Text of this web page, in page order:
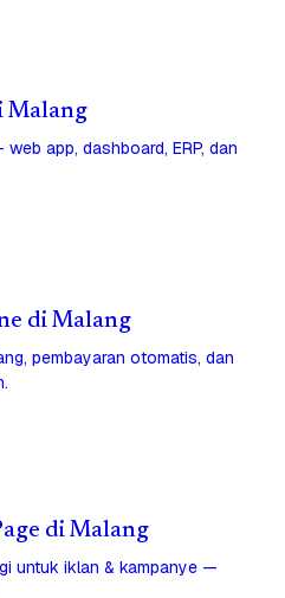
Malang
app, dashboard, ERP, dan
di Malang
pembayaran otomatis, dan
di Malang
untuk iklan & kampanye —